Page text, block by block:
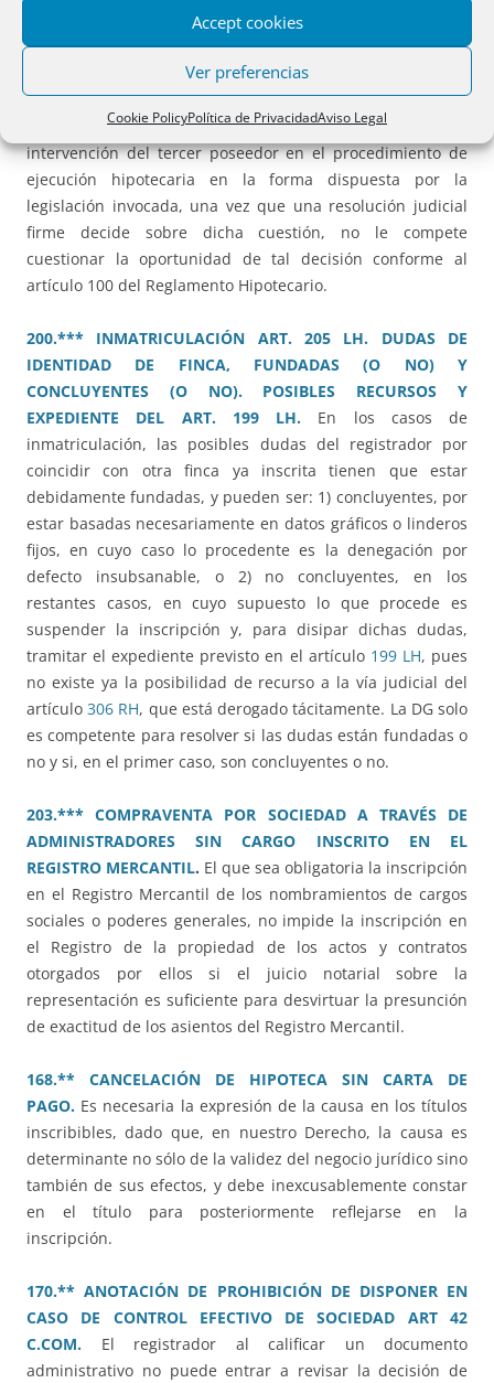
Accept cookies
Ver preferencias
Cookie PolicyPolítica de PrivacidadAviso Legal
el domicilio que consta en el Registro.
192.*** EJECUCIÓN JUDICIAL HIPOTECARIA SIN
DEMANDA NI REQUERIMIENTO DE PAGO AL TERCER
POSEEDOR.Si bien el registrador debe velar por la
intervención del tercer poseedor en el procedimiento de
ejecución hipotecaria en la forma dispuesta por la
legislación invocada, una vez que una resolución judicial
firme decide sobre dicha cuestión, no le compete
cuestionar la oportunidad de tal decisión conforme al
artículo 100 del Reglamento Hipotecario.
200.*** INMATRICULACIÓN ART. 205 LH. DUDAS DE
IDENTIDAD DE FINCA, FUNDADAS (O NO) Y
CONCLUYENTES (O NO). POSIBLES RECURSOS Y
EXPEDIENTE DEL ART. 199 LH. En los casos de
inmatriculación, las posibles dudas del registrador por
coincidir con otra finca ya inscrita tienen que estar
debidamente fundadas, y pueden ser: 1) concluyentes, por
estar basadas necesariamente en datos gráficos o linderos
fijos, en cuyo caso lo procedente es la denegación por
defecto insubsanable, o 2) no concluyentes, en los
restantes casos, en cuyo supuesto lo que procede es
suspender la inscripción y, para disipar dichas dudas,
tramitar el expediente previsto en el artículo 199 LH, pues
no existe ya la posibilidad de recurso a la vía judicial del
artículo306 RH, que está derogado tácitamente. La DG solo
es competente para resolver si las dudas están fundadas o
no y si, en el primer caso, son concluyentes o no.
203.*** COMPRAVENTA POR SOCIEDAD A TRAVÉS DE
ADMINISTRADORES SIN CARGO INSCRITO EN EL
REGISTRO MERCANTIL. El que sea obligatoria la inscripción
en el Registro Mercantil de los nombramientos de cargos
sociales o poderes generales, no impide la inscripción en
el Registro de la propiedad de los actos y contratos
otorgados por ellos si el juicio notarial sobre la
representación es suficiente para desvirtuar la presunción
de exactitud de los asientos del Registro Mercantil.
168.** CANCELACIÓN DE HIPOTECA SIN CARTA DE
PAGO. Es necesaria la expresión de la causa en los títulos
inscribibles, dado que, en nuestro Derecho, la causa es
determinante no sólo de la validez del negocio jurídico sino
también de sus efectos, y debe inexcusablemente constar
en el título para posteriormente reflejarse en la
inscripción.
170.** ANOTACIÓN DE PROHIBICIÓN DE DISPONER EN
CASO DE CONTROL EFECTIVO DE SOCIEDAD ART 42
C.COM. El registrador al calificar un documento
administrativo no puede entrar a revisar la decisión de